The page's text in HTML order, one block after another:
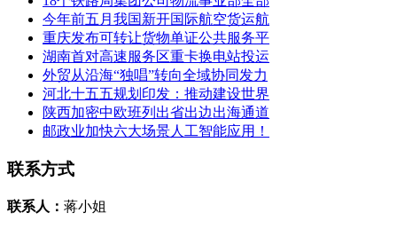
今年前五月我国新开国际航空货运航
重庆发布可转让货物单证公共服务平
湖南首对高速服务区重卡换电站投运
外贸从沿海“独唱”转向全域协同发力
河北十五五规划印发：推动建设世界
陕西加密中欧班列出省出边出海通道
邮政业加快六大场景人工智能应用！
联系方式
联系人： 蒋小姐